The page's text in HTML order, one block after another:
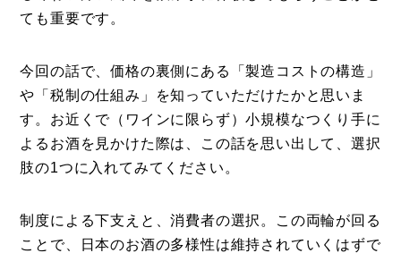
ても重要です。
今回の話で、価格の裏側にある「製造コストの構造」
や「税制の仕組み」を知っていただけたかと思いま
す。お近くで（ワインに限らず）小規模なつくり手に
よるお酒を見かけた際は、この話を思い出して、選択
肢の1つに入れてみてください。
制度による下支えと、消費者の選択。この両輪が回る
ことで、日本のお酒の多様性は維持されていくはずで